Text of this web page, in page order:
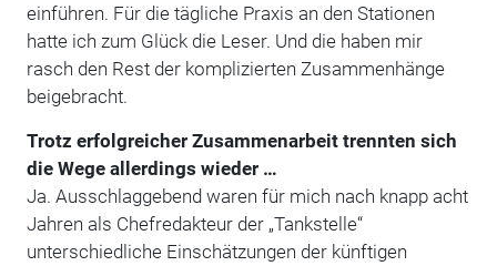
einführen. Für die tägliche Praxis an den Stationen
hatte ich zum Glück die Leser. Und die haben mir
rasch den Rest der komplizierten Zusammenhänge
beigebracht.
Trotz erfolgreicher Zusammenarbeit trennten sich
die Wege allerdings wieder …
Ja. Ausschlaggebend waren für mich nach knapp acht
Jahren als Chefredakteur der „Tankstelle“
unterschiedliche Einschätzungen der künftigen